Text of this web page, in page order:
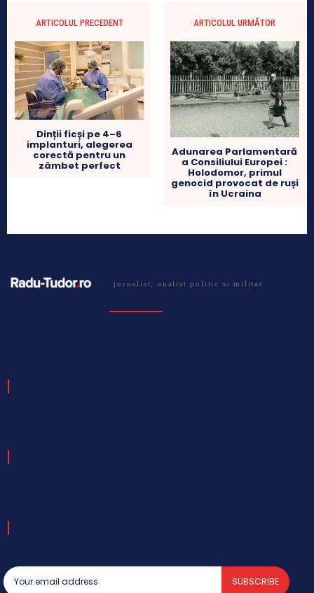
ARTICOLUL PRECEDENT
Dinții ficși pe 4–6
implanturi, alegerea
corectă pentru un
zâmbet perfect
ARTICOLUL URMĂTOR
Adunarea Parlamentară
a Consiliului Europei :
Holodomor, primul
genocid provocat de ruși
în Ucraina
jurnalist, analist politic si militar
SUBSCRIBE